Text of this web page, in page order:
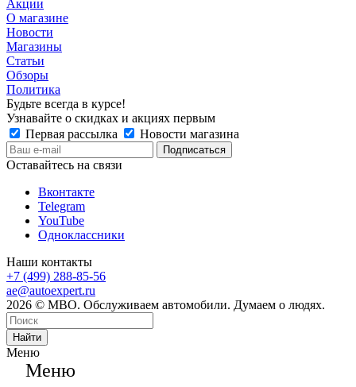
Акции
О магазине
Новости
Магазины
Статьи
Обзоры
Политика
Будьте всегда в курсе!
Узнавайте о скидках и акциях первым
Первая рассылка
Новости магазина
Оставайтесь на связи
Вконтакте
Telegram
YouTube
Одноклассники
Наши контакты
+7 (499) 288-85-56
ae@autoexpert.ru
2026 © МВО. Обслуживаем автомобили. Думаем о людях.
Найти
Меню
Меню